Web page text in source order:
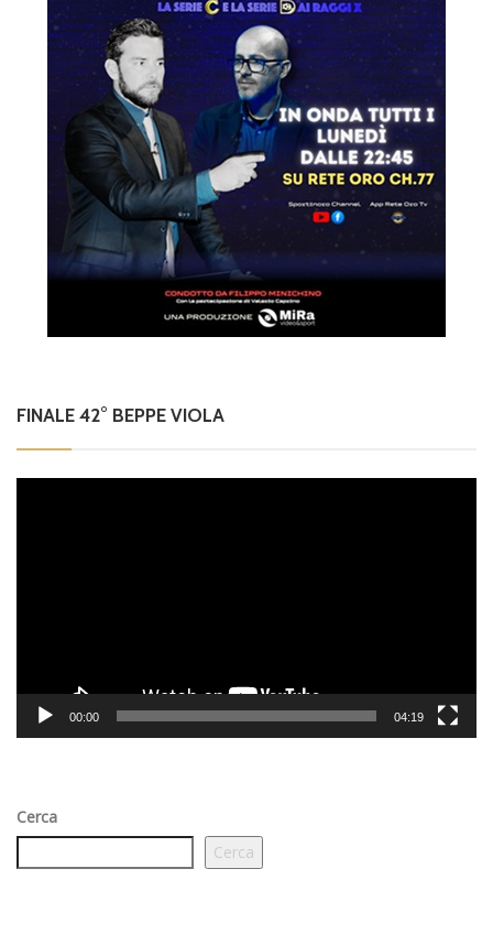
FINALE 42° BEPPE VIOLA
00:00 04:19
Cerca
Cerca